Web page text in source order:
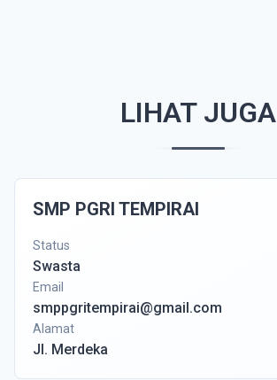
LIHAT JUGA
SMP PGRI TEMPIRAI
Status
Swasta
Email
smppgritempirai@gmail.com
Alamat
Jl. Merdeka